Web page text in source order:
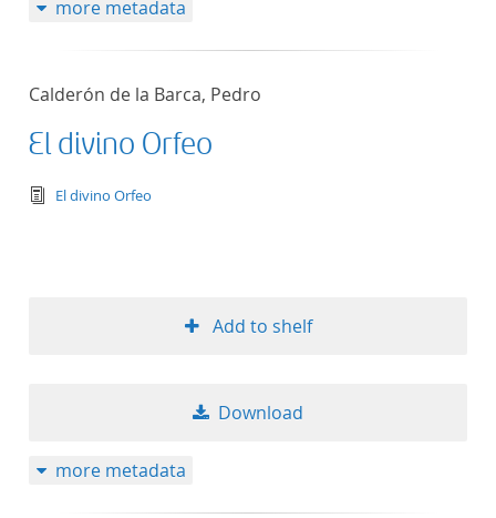
more metadata
Calderón de la Barca, Pedro
El divino Orfeo
text/tg.edition+tg.aggregation+xml
El divino Orfeo
Add to shelf
Download
more metadata